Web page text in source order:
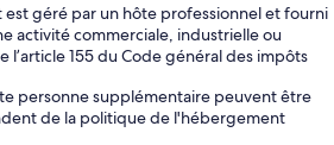
géré par un hôte professionnel et fourni
activité commerciale, industrielle ou
l’article 155 du Code général des impôts
personne supplémentaire peuvent être
de la politique de l'hébergement